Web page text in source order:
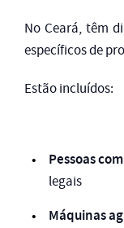
No Ceará, têm
específicos de
Estão incluídos:
Pessoas
legais
Máquinas